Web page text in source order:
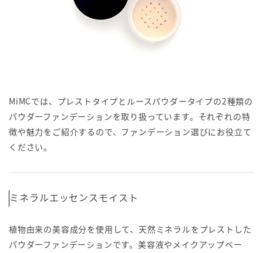
MiMCでは、プレストタイプとルースパウダータイプの2種類の
パウダーファンデーションを取り扱っています。それぞれの特
徴や魅力をご紹介するので、ファンデーション選びにお役立て
ください。
ミネラルエッセンスモイスト
植物由来の美容成分を使用して、天然ミネラルをプレストした
パウダーファンデーションです。美容液やメイクアップベー